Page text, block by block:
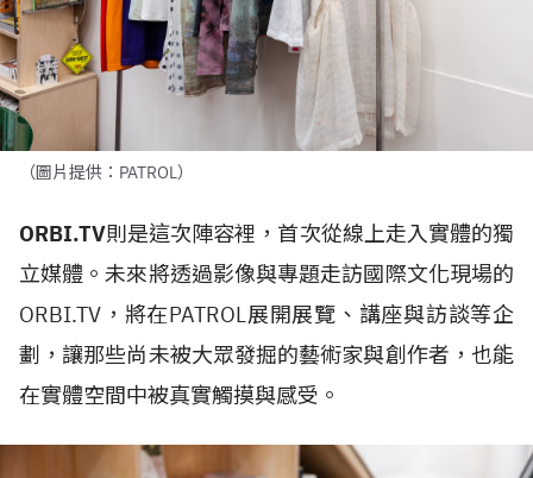
（圖片提供：PATROL）
ORBI.TV則是這次陣容裡，首次從線上走入實體的獨
立媒體。未來將透過影像與專題走訪國際文化現場的
ORBI.TV，將在PATROL展開展覽、講座與訪談等企
劃，讓那些尚未被大眾發掘的藝術家與創作者，也能
在實體空間中被真實觸摸與感受。